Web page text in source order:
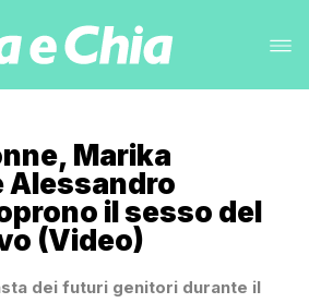
Marika
Alessandro
il sesso del
(Video)
dei futuri genitori durante il